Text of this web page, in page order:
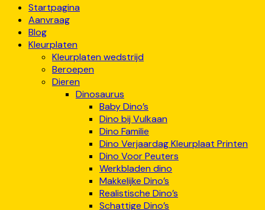
Startpagina
Aanvraag
Blog
Kleurplaten
Kleurplaten wedstrijd
Beroepen
Dieren
Dinosaurus
Baby Dino’s
Dino bij Vulkaan
Dino Familie
Dino Verjaardag Kleurplaat Printen
Dino Voor Peuters
Werkbladen dino
Makkelijke Dino’s
Realistische Dino’s
Schattige Dino’s